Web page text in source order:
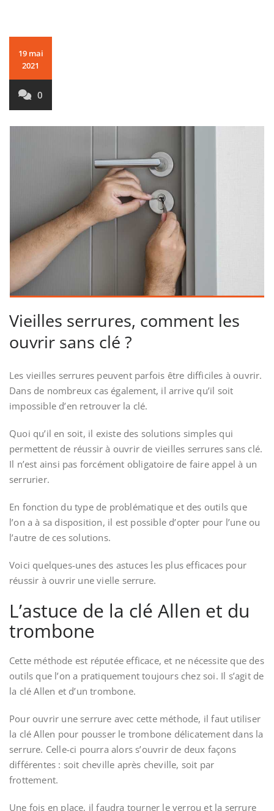
19 mai
2021
0
Vieilles serrures, comment les
ouvrir sans clé ?
Les vieilles serrures peuvent parfois être difficiles à ouvrir.
Dans de nombreux cas également, il arrive qu’il soit
impossible d’en retrouver la clé.
Quoi qu’il en soit, il existe des solutions simples qui
permettent de réussir à ouvrir de vieilles serrures sans clé.
Il n’est ainsi pas forcément obligatoire de faire appel à un
serrurier.
En fonction du type de problématique et des outils que
l’on a à sa disposition, il est possible d’opter pour l’une ou
l’autre de ces solutions.
Voici quelques-unes des astuces les plus efficaces pour
réussir à ouvrir une vielle serrure.
L’astuce de la clé Allen et du
trombone
Cette méthode est réputée efficace, et ne nécessite que des
outils que l’on a pratiquement toujours chez soi. Il s’agit de
la clé Allen et d’un trombone.
Pour ouvrir une serrure avec cette méthode, il faut utiliser
la clé Allen pour pousser le trombone délicatement dans la
serrure. Celle-ci pourra alors s’ouvrir de deux façons
différentes : soit cheville après cheville, soit par
frottement.
Une fois en place, il faudra tourner le verrou et la serrure